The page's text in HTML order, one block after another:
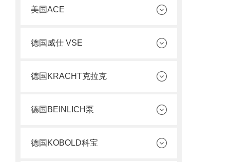
美国ACE
德国威仕 VSE
德国KRACHT克拉克
德国BEINLICH泵
德国KOBOLD科宝